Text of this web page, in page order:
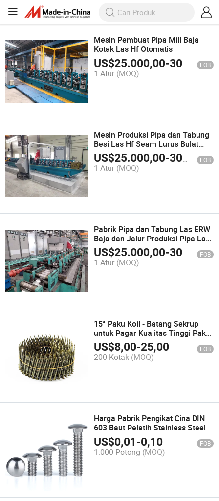
Mesin Pembuat Pipa Mill Baja
Kotak Las Hf Otomatis
US$25.000,00-300.000,00 FOB
1 Atur (MOQ)
Mesin Produksi Pipa dan Tabung
Besi Las Hf Seam Lurus Bulat
Persegi Persegi Panjang Pabrik
Tabung Baja
US$25.000,00-300.000,00 FOB
1 Atur (MOQ)
Pabrik Pipa dan Tabung Las ERW
Baja dan Jalur Produksi Pipa Las
Jalinan Lurus
US$25.000,00-300.000,00 FOB
1 Atur (MOQ)
15° Paku Koil - Batang Sekrup
untuk Pagar Kualitas Tinggi Paku
Koil Terkolasi Pabrik untuk
Penggunaan Senapan Paku
Pneumatik
US$8,00-25,00 FOB
200 Kotak (MOQ)
Harga Pabrik Pengikat Cina DIN
603 Baut Pelatih Stainless Steel
US$0,01-0,10 FOB
1.000 Potong (MOQ)